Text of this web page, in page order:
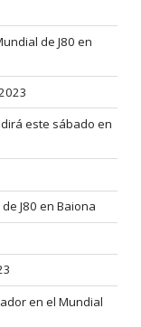
de J80 en
este sábado en
J80 en Baiona
en el Mundial